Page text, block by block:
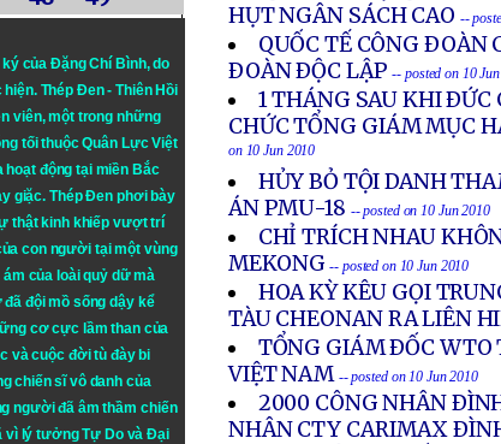
của Đặng Chí Bình, do
hiện. Thép Đen- Thiên Hồi
viên, một trong những
tối thuộc Quân Lực Việt
hoạt động tại miền Bắc
giặc. Thép Đen phơi bày
thật kinh khiếp vượt trí
con người tại một vùng
của loài quỷ dữ mà
đội mồ sống dậy kể
cơ cực lầm than của
và cuộc đời tù đày bi
chiến sĩ vô danh của
người đã âm thầm chiến
vì lý tưởngTự DovàĐại
HỤT NGÂN SÁCH CAO --
QUỐC TẾ CÔNG ÐOÀN
ÐOÀN ÐỘC LẬP -- posted on 10
1 THÁNG SAU KHI
CHỨC TỔNG GIÁM MỤC
on 10 Jun 2010
HỦY BỎ TỘI DANH
ÁN PMU-18 -- posted on 10 Jun 2010
CHỈ TRÍCH NHAU
MEKONG -- posted on 10 Jun 2010
HOA KỲ KÊU GỌI
TÀU CHEONAN RA LIÊN
TỔNG GIÁM ÐỐC WTO
VIỆT NAM -- posted on 10 Jun 2010
2000 CÔNG NHÂN
NHÂN CTY CARIMAX